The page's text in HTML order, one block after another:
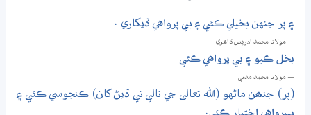
۽ پر جنهن بخيلي ڪئي ۽ بي پرواهي ڏيکاري .
— مولانا محمد ادريس ڏاھري
بخل ڪيو ۽ بي پرواهي ڪئي
— مولانا محمد مدني
(پر) جنھن ماڻهو (الله تعالى جي نالي تي ڏيڻ کان) ڪنجوسي ڪئي ۽